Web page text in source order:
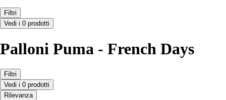
Filtri
Vedi i 0 prodotti
Palloni Puma - French Days
Filtri
Vedi i 0 prodotti
Rilevanza